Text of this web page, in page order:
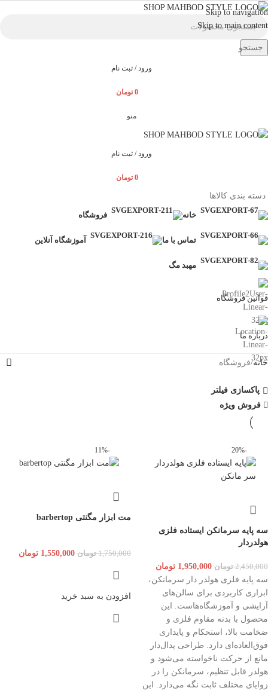
Skip to navigation
Skip to main content
جستجو
ورود / ثبت نام
0 تومان
منو
ورود / ثبت نام
0 تومان
دسته بندی کالاها
خانه فروشگاه
تماس با ما آموزشگاه آنلاین
مهبد مگ
قوانین فروشگاه
درباره ما
خانه فروشگاه
پاکسازی فیلتر
فروش ویژه
-20%
سه پایه سرمانکن ایستاده فلزی
هولدردار
2,450,000 تومان 1,950,000 تومان
سه پایه فلزی هولدر دار سرمانکن،
ابزاری کاربردی برای سالن‌های
آرایشی و آموزشگاه‌هاست. این
محصول با بدنه مقاوم فلزی و
ضخامت بالا، استحکام و پایداری
فوق‌العاده‌ای دارد. طراحی پدال‌دار
مانع از حرکت ناخواسته می‌شود و
هولدر قابل تنظیم، سرمانکن را در
زوایای مختلف ثابت نگه می‌دارد. این
-11%
مت ابزار مگنتی barbertop
1,750,000 تومان 1,550,000 تومان
افزودن به سبد خرید